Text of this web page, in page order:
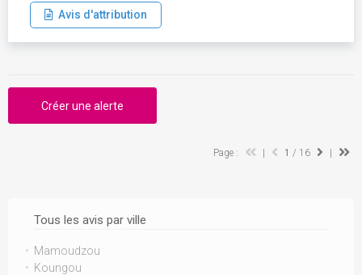
Tous les avis par ville
Mamoudzou
Koungou
Avis d'attribution
Créer une alerte
Page : 1 / 16